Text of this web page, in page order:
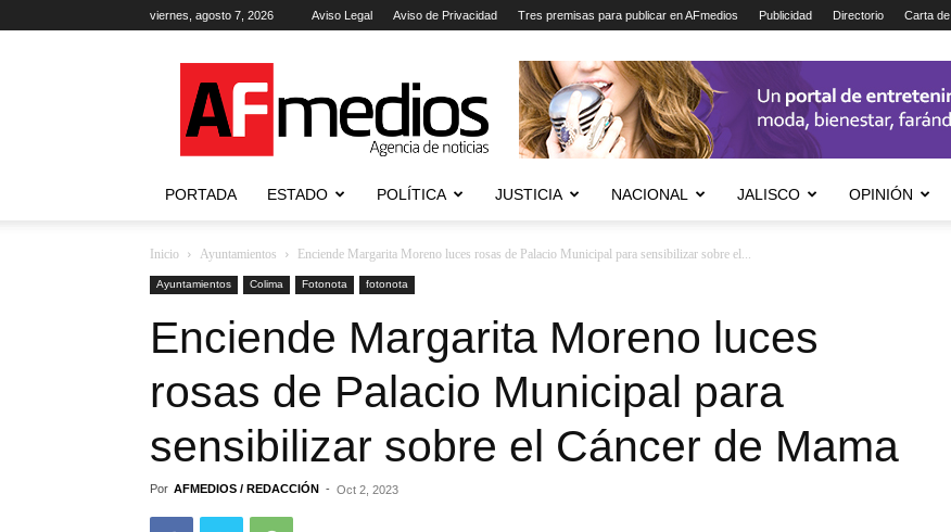
viernes, agosto 7, 2026 Aviso Legal Aviso de Privacidad Tres premisas para publicar en AFmedios Publicidad Directorio Carta
Agencia
de
Noticias
PORTADA ESTADO POLÍTICA JUSTICIA NACIONAL JALISCO OPINIÓN
Inicio Ayuntamientos Enciende Margarita Moreno luces rosas de Palacio Municipal para sensibilizar sobre el...
Ayuntamientos Colima Fotonota fotonota
Enciende Margarita Moreno luces
rosas de Palacio Municipal para
sensibilizar sobre el Cáncer de Mama
Por AFMEDIOS / REDACCIÓN - Oct 2, 2023